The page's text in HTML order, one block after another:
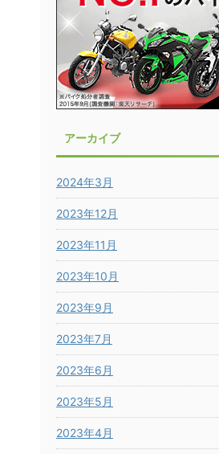
アーカイブ
2024年3月
2023年12月
2023年11月
2023年10月
2023年9月
2023年7月
2023年6月
2023年5月
2023年4月